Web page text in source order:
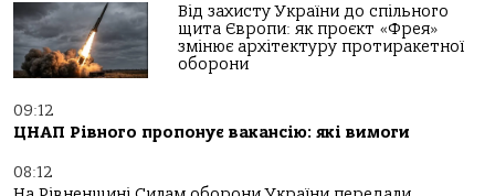
Від захисту України до спільного
щита Європи: як проєкт «Фрея»
змінює архітектуру протиракетної
оборони
09:12
ЦНАП Рівного пропонує вакансію: які вимоги
08:12